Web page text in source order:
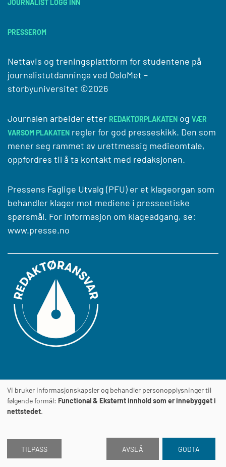
JOURNALIST LOGG INN
PRESSEROM
Nettavis og treningsplattform for studentene på
journalistutdanninga ved OsloMet –
storbyuniversitet ©2026
Journalen arbeider etter REDAKTØRPLAKATEN og VÆR
VARSOM PLAKATEN regler for god presseskikk. Den som
mener seg rammet av urettmessig medieomtale,
oppfordres til å ta kontakt med redaksjonen.
Pressens Faglige Utvalg (PFU) er et klageorgan som
behandler klager mot mediene i presseetiske
spørsmål. For informasjon om klageadgang, se:
www.presse.no
JournalensTILGJENGELIGHETSERKLÆRING
2026 © Journalen Drevet av
Vi bruker informasjonskapsler og behandler personopplysninger til
følgende formål: Functional & Eksternt innhold som er innebygget i
nettstedet.
TILPASS AVSLÅ GODTA